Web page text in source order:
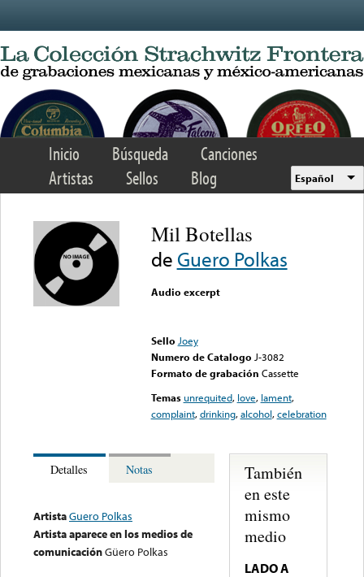
Inicio Búsqueda
Canciones
Artistas
Sellos Blog Español
Mil Botellas
de Guero Polkas
Audio excerpt
Sello Joey
Numero de Catalogo J-3082
Formato de grabación Cassette
Temas unrequited, love, lament,
complaint,drinking,alcohol,celebration
Detalles Notas
ArtistaGuero Polkas
Artista aparece en los medios de
comunicaciónGüero Polkas
También
en este
mismo
medio
LADO A